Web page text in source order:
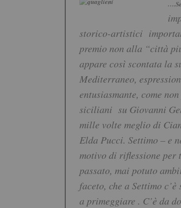
storico-artistici
premio non alla “città
appare così scontata la
Mediterraneo,
entusiasmante, come
siciliani su Giovanni
mille volte meglio di
Elda Pucci. Settimo – e
motivo di riflessione
passato, mai potuto
faceto, che a Settimo
a primeggiare . C’è da